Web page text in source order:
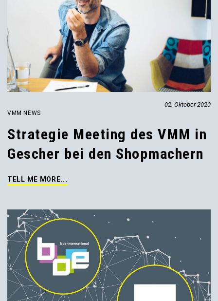
02. Oktober 2020
VMM NEWS
Strategie Meeting des VMM in
Gescher bei den Shopmachern
TELL ME MORE...